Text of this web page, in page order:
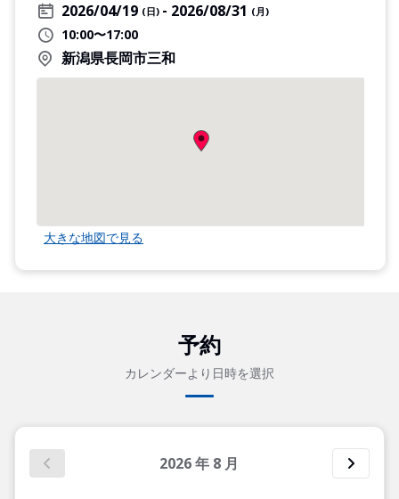
2026/04/19 (日) 2026/08/31 (月)
10:00〜17:00
新潟県長岡市三和
大きな地図で見る
予約
カレンダーより日時を選択
2026年 8 月